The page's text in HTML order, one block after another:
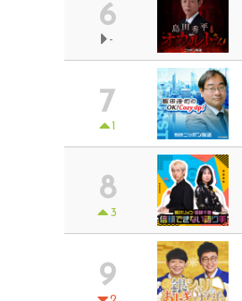
-
6
1
7
3
8
9